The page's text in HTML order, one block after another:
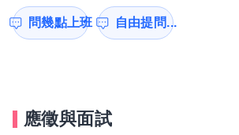
問幾點上班 自由提問...
應徵與面試